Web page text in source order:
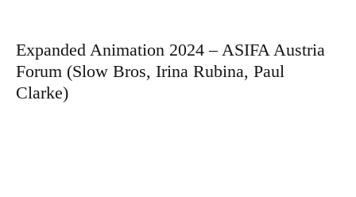
Expanded Animation 2024 – ASIFA Austria
Forum (Slow Bros, Irina Rubina, Paul
Clarke)